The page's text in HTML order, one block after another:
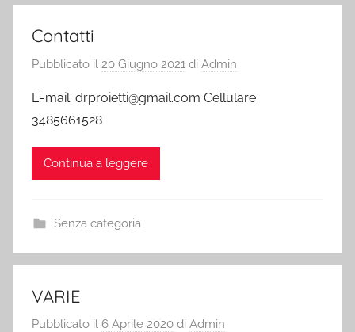
Contatti
Pubblicato il 20 Giugno 2021 di Admin
E-mail: drproietti@gmail.com Cellulare
3485661528
Continua a leggere
Senza categoria
VARIE
Pubblicato il 6 Aprile 2020 di Admin